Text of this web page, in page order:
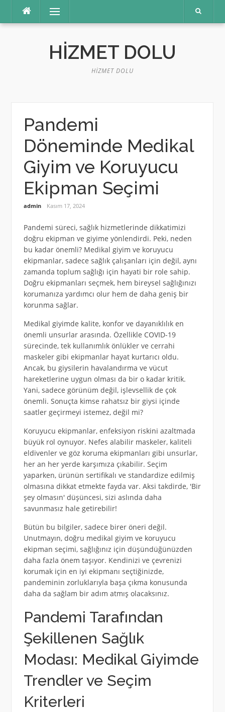
Menü
HIZMET DOLU
HIZMET DOLU
Pandemi
Döneminde Medikal
Giyim ve Koruyucu
Ekipman Seçimi
admin Kasım 17, 2024
Pandemi süreci, sağlık hizmetlerinde dikkatimizi
doğru ekipman ve giyime yönlendirdi. Peki, neden
bu kadar önemli? Medikal giyim ve koruyucu
ekipmanlar, sadece sağlık çalışanları için değil, aynı
zamanda toplum sağlığı için hayati bir role sahip.
Doğru ekipmanları seçmek, hem bireysel sağlığınızı
korumanıza yardımcı olur hem de daha geniş bir
korunma sağlar.
Medikal giyimde kalite, konfor ve dayanıklılık en
önemli unsurlar arasında. Özellikle COVID-19
sürecinde, tek kullanımlık önlükler ve cerrahi
maskeler gibi ekipmanlar hayat kurtarıcı oldu.
Ancak, bu giysilerin havalandırma ve vücut
hareketlerine uygun olması da bir o kadar kritik.
Yani, sadece görünüm değil, işlevsellik de çok
önemli. Sonuçta kimse rahatsız bir giysi içinde
saatler geçirmeyi istemez, değil mi?
Koruyucu ekipmanlar, enfeksiyon riskini azaltmada
büyük rol oynuyor. Nefes alabilir maskeler, kaliteli
eldivenler ve göz koruma ekipmanları gibi unsurlar,
her an her yerde karşımıza çıkabilir. Seçim
yaparken, ürünün sertifikalı ve standardize edilmiş
olmasına dikkat etmekte fayda var. Aksi takdirde, 'Bir
şey olmasın' düşüncesi, sizi aslında daha
savunmasız hale getirebilir!
Bütün bu bilgiler, sadece birer öneri değil.
Unutmayın, doğru medikal giyim ve koruyucu
ekipman seçimi, sağlığınız için düşündüğünüzden
daha fazla önem taşıyor. Kendinizi ve çevrenizi
korumak için en iyi ekipmanı seçtiğinizde,
pandeminin zorluklarıyla başa çıkma konusunda
daha da sağlam bir adım atmış olacaksınız.
Pandemi Tarafından
Şekillenen Sağlık
Modası: Medikal Giyimde
Trendler ve Seçim
Kriterleri